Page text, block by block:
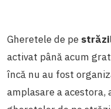
Gheretele de pe
activat până acum
încă nu au fost
amplasare a acestora,